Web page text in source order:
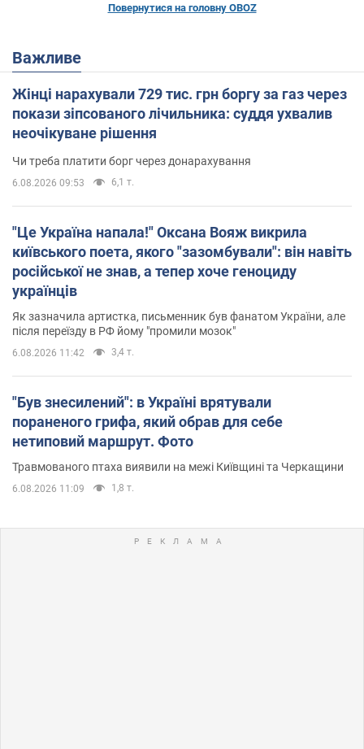
Повернутися на головну OBOZ
Важливе
Жінці нарахували 729 тис. грн боргу за газ через
покази зіпсованого лічильника: суддя ухвалив
неочікуване рішення
Чи треба платити борг через донарахування
6.08.2026 09:53 6,1 т.
"Це Україна напала!" Оксана Вояж викрила
київського поета, якого "зазомбували": він навіть
російської не знав, а тепер хоче геноциду
українців
Як зазначила артистка, письменник був фанатом України, але
після переїзду в РФ йому "промили мозок"
6.08.2026 11:42 3,4 т.
"Був знесилений": в Україні врятували
пораненого грифа, який обрав для себе
нетиповий маршрут. Фото
Травмованого птаха виявили на межі Київщині та Черкащини
6.08.2026 11:09 1,8 т.